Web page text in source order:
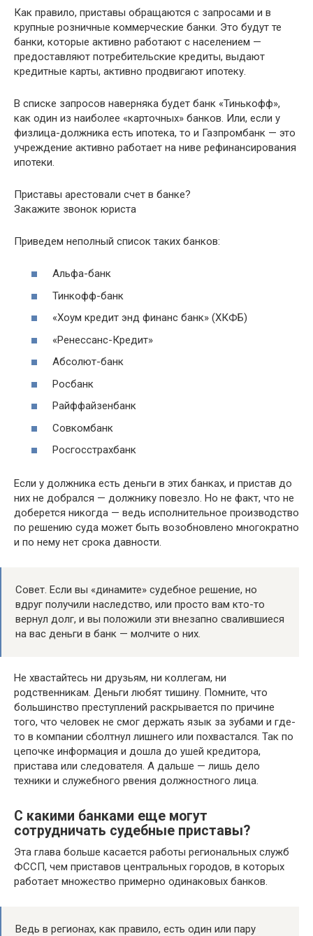
Как правило, приставы обращаются с запросами и в
крупные розничные коммерческие банки. Это будут те
банки, которые активно работают с населением —
предоставляют потребительские кредиты, выдают
кредитные карты, активно продвигают ипотеку.
В списке запросов наверняка будет банк «Тинькофф»,
как один из наиболее «карточных» банков. Или, если у
физлица-должника есть ипотека, то и Газпромбанк — это
учреждение активно работает на ниве рефинансирования
ипотеки.
Приставы арестовали счет в банке?
Закажите звонок юриста
Приведем неполный список таких банков:
Альфа-банк
Тинкофф-банк
«Хоум кредит энд финанс банк» (ХКФБ)
«Ренессанс-Кредит»
Абсолют-банк
Росбанк
Райффайзенбанк
Совкомбанк
Росгосстрахбанк
Если у должника есть деньги в этих банках, и пристав до
них не добрался — должнику повезло. Но не факт, что не
доберется никогда — ведь исполнительное производство
по решению суда может быть возобновлено многократно
и по нему нет срока давности.
Совет. Если вы «динамите» судебное решение, но
вдруг получили наследство, или просто вам кто-то
вернул долг, и вы положили эти внезапно свалившиеся
на вас деньги в банк — молчите о них.
Не хвастайтесь ни друзьям, ни коллегам, ни
родственникам. Деньги любят тишину. Помните, что
большинство преступлений раскрывается по причине
того, что человек не смог держать язык за зубами и где-
то в компании сболтнул лишнего или похвастался. Так по
цепочке информация и дошла до ушей кредитора,
пристава или следователя. А дальше — лишь дело
техники и служебного рвения должностного лица.
С какими банками еще могут
сотрудничать судебные приставы?
Эта глава больше касается работы региональных служб
ФССП, чем приставов центральных городов, в которых
работает множество примерно одинаковых банков.
Ведь в регионах, как правило, есть один или пару